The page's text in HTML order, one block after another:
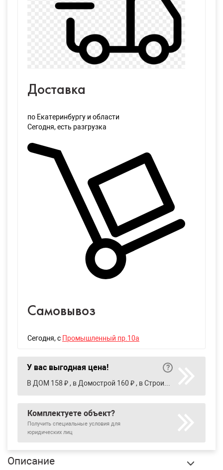
Доставка
по Екатеринбургу и области
Сегодня, есть разгрузка
Самовывоз
Сегодня, с Промышленный пр.10а
У вас выгодная цена!
Комплектуете объект?
Получить специальные условия для
юридических лиц
Описание